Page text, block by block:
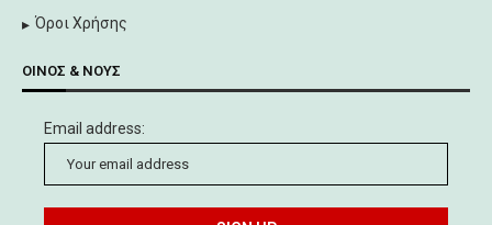
Όροι Χρήσης
ΟΊΝΟΣ & ΝΟΥΣ
Email address: